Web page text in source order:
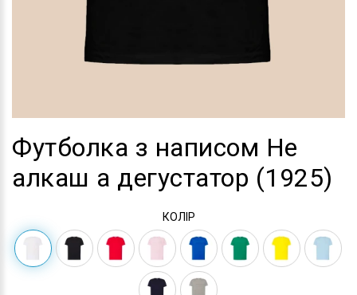
Футболка з написом Не
алкаш а дегустатор (1925)
КОЛІР